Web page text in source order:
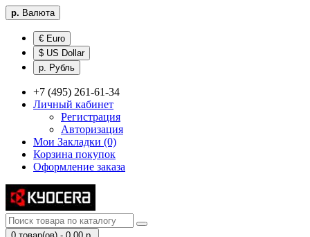
р. Валюта
€ Euro
$ US Dollar
р. Рубль
+7 (495) 261-61-34
Личный кабинет
Регистрация
Авторизация
Мои Закладки (0)
Корзина покупок
Оформление заказа